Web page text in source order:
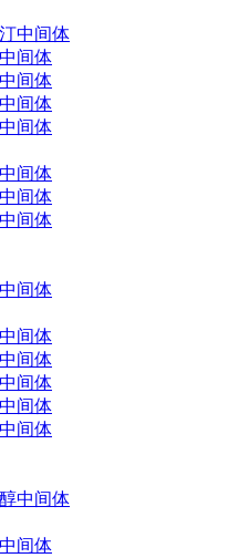
中间体
间体
间体
间体
间体
间体
间体
间体
间体
间体
间体
间体
间体
间体
中间体
间体